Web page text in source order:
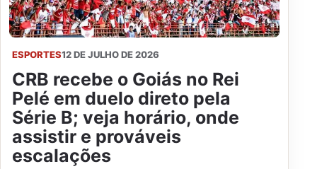
ESPORTES12 DE JULHO DE 2026
CRB recebe o Goiás no Rei
Pelé em duelo direto pela
Série B; veja horário, onde
assistir e prováveis
escalações